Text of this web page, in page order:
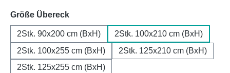
Größe Übereckauswählen
2Stk. 90x200 cm (BxH)
2Stk. 100x210 cm (BxH)
2Stk. 100x255 cm (BxH)
2Stk. 125x210 cm (BxH)
2Stk. 125x255 cm (BxH)